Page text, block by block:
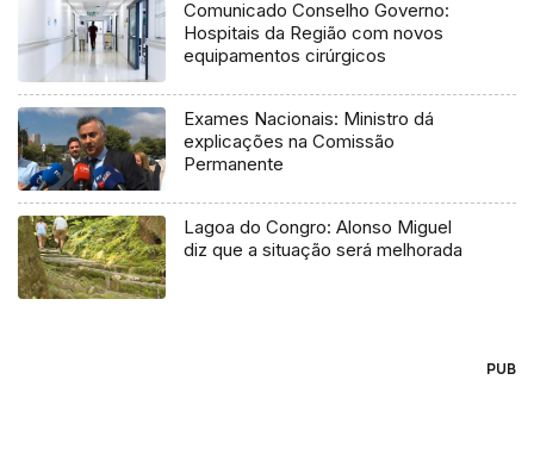
Comunicado Conselho Governo:
Hospitais da Região com novos
equipamentos cirúrgicos
Exames Nacionais: Ministro dá
explicações na Comissão
Permanente
Lagoa do Congro: Alonso Miguel
diz que a situação será melhorada
PUB